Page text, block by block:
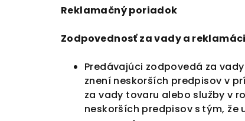
Reklamačný poriadok
Zodpovednosť zavadya
Predávajúci zodpovedá za vady
znení neskorších predpisov v
zavady tovaru alebo služby v
neskorších predpisov s tým,